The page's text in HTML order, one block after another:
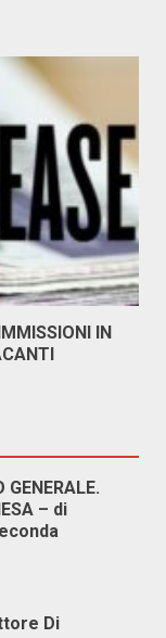
IN
GENERALE.
– di
Di